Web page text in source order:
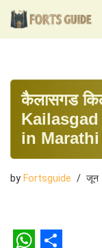
Skip
कैलासगड
in Marathi
by Fortsguide जून